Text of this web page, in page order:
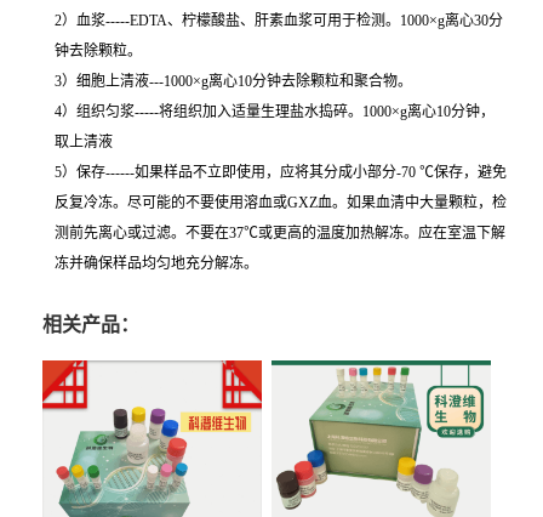
2）血浆-----EDTA、柠檬酸盐、肝素血浆可用于检测。1000×g离心30分
钟去除颗粒。
3）细胞上清液---1000×g离心10分钟去除颗粒和聚合物。
4）组织匀浆-----将组织加入适量生理盐水捣碎。1000×g离心10分钟，
取上清液
5）保存------如果样品不立即使用，应将其分成小部分-70 ℃保存，避免
反复冷冻。尽可能的不要使用溶血或GXZ血。如果血清中大量颗粒，检
测前先离心或过滤。不要在37℃或更高的温度加热解冻。应在室温下解
冻并确保样品均匀地充分解冻。
相关产品：